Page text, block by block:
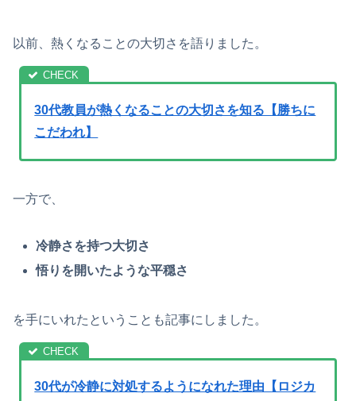
以前、熱くなることの大切さを語りました。
30代教員が熱くなることの大切さを知る【勝ちに
こだわれ】
一方で、
冷静さを持つ大切さ
悟りを開いたような平穏さ
を手にいれたということも記事にしました。
30代が冷静に対処するようになれた理由【ロジカ